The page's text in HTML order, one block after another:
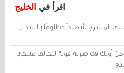
اقرأ في الخليج
المسري شهيداً مظلومًا بالسجن
من أوبك في ضربة قوية لتحالف منتجي